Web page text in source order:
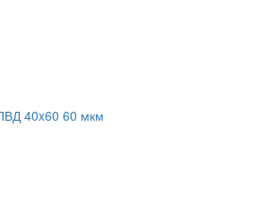
40x60 60 мкм